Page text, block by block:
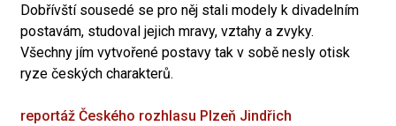
Dobřívští sousedé se pro něj stali modely k divadelním
postavám, studoval jejich mravy, vztahy a zvyky.
Všechny jím vytvořené postavy tak v sobě nesly otisk
ryze českých charakterů.
reportáž Českého rozhlasu Plzeň Jindřich